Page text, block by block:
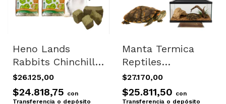
Heno Lands
Rabbits Chinchilla
Cobayos Conejo
Hámster Jerbos
Cubos 600g
$26.125,00
$24.818,75 con
Transferencia o depósito
Manta Termica
Reptiles
Calentador
Calefactor Terrario
15x14 Plateado
$27.170,00
$25.811,50 con
Transferencia o depósito